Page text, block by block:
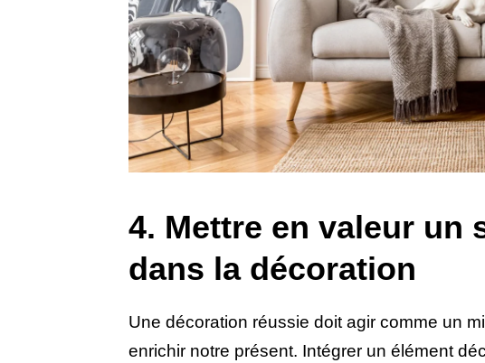
4. Mettre en valeur un
dans la décoration
Une décoration réussie doit agir comme un
enrichir notre présent. Intégrer un élément